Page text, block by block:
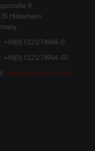
8
Hildesheim
+49(0) 5121/74994–0
+49(0) 5121/74994–50
info@nk-technics.com